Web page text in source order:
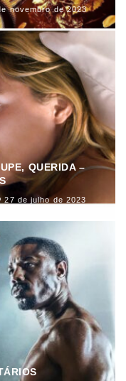
novembro de 2023
QUERIDA –
27 de julho de 2023